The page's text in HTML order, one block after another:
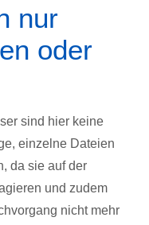
nur
oder
sind hier keine
einzelne Dateien
da sie auf der
und zudem
nicht mehr